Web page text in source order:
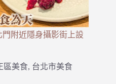
附近隱身攝影街上設
區美食, 台北市美食